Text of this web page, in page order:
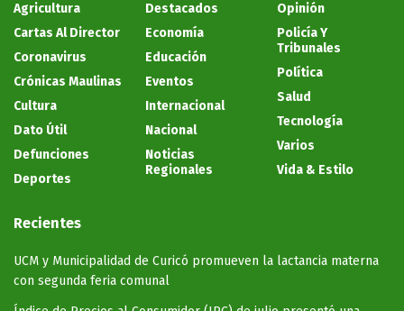
Agricultura
Cartas Al Director
Coronavirus
Crónicas Maulinas
Cultura
Dato Útil
Defunciones
Deportes
Destacados
Economía
Educación
Eventos
Internacional
Nacional
Noticias
Regionales
Opinión
Policía Y
Tribunales
Política
Salud
Tecnología
Varios
Vida & Estilo
Recientes
UCM y Municipalidad de Curicó promueven la lactancia materna
con segunda feria comunal